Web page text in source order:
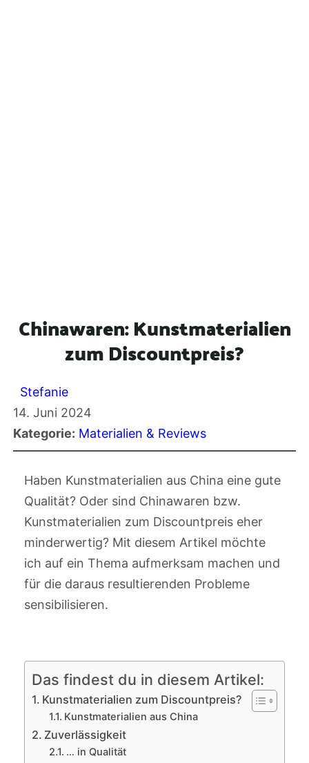
Chinawaren: Kunstmaterialien
zum Discountpreis?
Stefanie
14. Juni 2024
Kategorie: Materialien & Reviews
Haben Kunstmaterialien aus China eine gute
Qualität? Oder sind Chinawaren bzw.
Kunstmaterialien zum Discountpreis eher
minderwertig? Mit diesem Artikel möchte
ich auf ein Thema aufmerksam machen und
für die daraus resultierenden Probleme
sensibilisieren.
Das findest du in diesem Artikel:
Kunstmaterialien zum Discountpreis?
Kunstmaterialien aus China
Zuverlässigkeit
… in Qualität